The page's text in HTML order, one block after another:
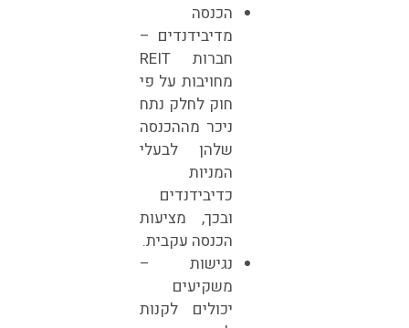
הכנסה
מדיבידנדים –
חברות REIT
מחויבות על פי
חוק לחלק נתח
ניכר מההכנסה
שלהן לבעלי
המניות
כדיבידנדים
ובכך, מציעות
הכנסה עקבית.
נגישות –
משקיעים
יכולים לקנות